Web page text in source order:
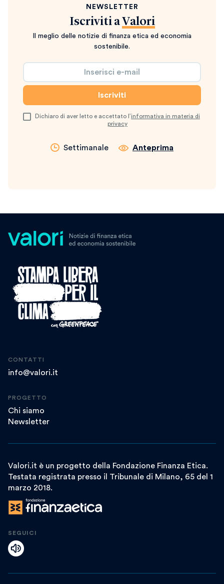
NEWSLETTER
Iscriviti a Valori
Il meglio delle notizie di finanza etica ed economia
sostenibile.
Dichiaro di aver letto e accettato l’informativa in materia di
privacy
Settimanale Anteprima
CONTATTI
info@valori.it
PROGETTO
Chi siamo
Newsletter
Valori.it è un progetto della Fondazione Finanza Etica.
Testata registrata presso il Tribunale di Milano, 65 del 1
marzo 2018.
SEGUICI